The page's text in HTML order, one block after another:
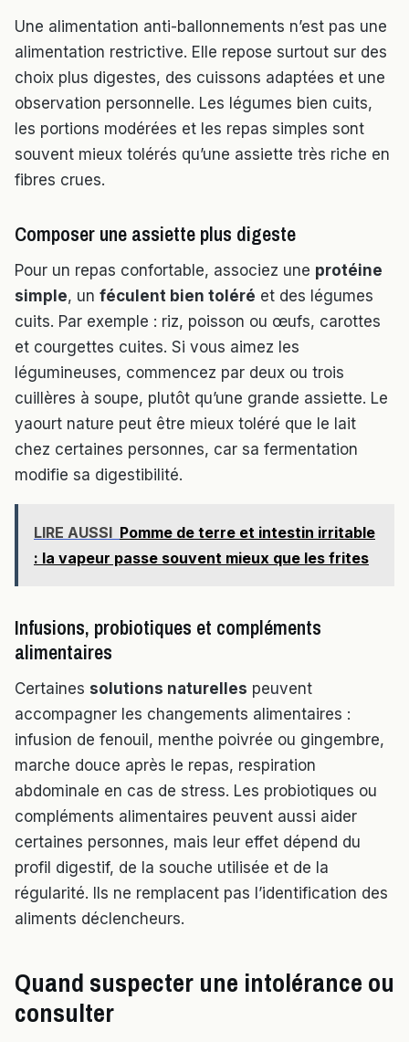
Une alimentation anti-ballonnements n’est pas une
alimentation restrictive. Elle repose surtout sur des
choix plus digestes, des cuissons adaptées et une
observation personnelle. Les légumes bien cuits,
les portions modérées et les repas simples sont
souvent mieux tolérés qu’une assiette très riche en
fibres crues.
Composer une assiette plus digeste
Pour un repas confortable, associez une protéine
simple, un féculent bien toléré et des légumes
cuits. Par exemple : riz, poisson ou œufs, carottes
et courgettes cuites. Si vous aimez les
légumineuses, commencez par deux ou trois
cuillères à soupe, plutôt qu’une grande assiette. Le
yaourt nature peut être mieux toléré que le lait
chez certaines personnes, car sa fermentation
modifie sa digestibilité.
LIRE AUSSI Pomme de terre et intestin irritable
: la vapeur passe souvent mieux que les frites
Infusions, probiotiques et compléments
alimentaires
Certaines solutions naturelles peuvent
accompagner les changements alimentaires :
infusion de fenouil, menthe poivrée ou gingembre,
marche douce après le repas, respiration
abdominale en cas de stress. Les probiotiques ou
compléments alimentaires peuvent aussi aider
certaines personnes, mais leur effet dépend du
profil digestif, de la souche utilisée et de la
régularité. Ils ne remplacent pas l’identification des
aliments déclencheurs.
Quand suspecter une intolérance ou
consulter